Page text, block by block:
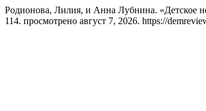
Родионова, Лилия, и Анна Лубнина. «Детское
114. просмотрено август 7, 2026. https://